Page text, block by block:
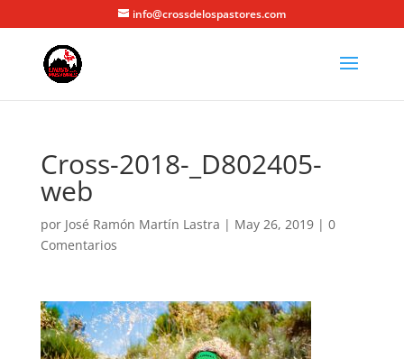
info@crossdelospastores.com
Cross-2018-_D802405-
web
por José Ramón Martín Lastra | May 26, 2019| 0
Comentarios